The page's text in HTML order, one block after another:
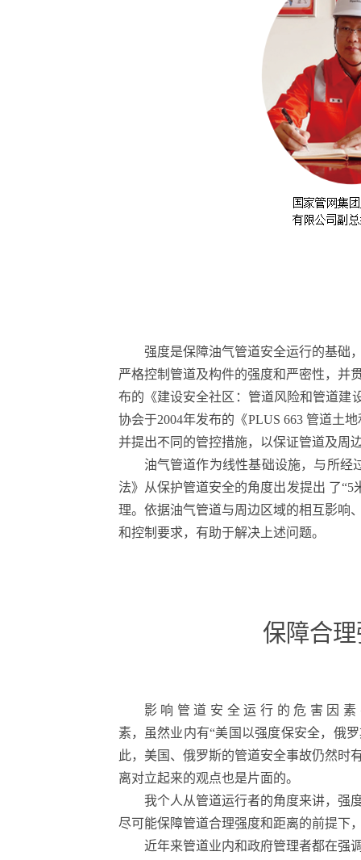
强度是保障油气管道安全运行的基础
严格控制管道及构件的强度和严密性，并
布的《建设安全社区：管道风险和管道建
协会于2004年发布的《PLUS 663 管道土
并提出不同的管控措施，以保证管道及周
油气管道作为线性基础设施，与所
法》从保护管道安全的角度出发提出 了
理。依据油气管道与周边区域的相互影响
和控制要求，有助于解决上述问题。
保障合
影 响 管 道 安 全 运 行 的 危 害 因
素，虽然业内有“美国以强度保安全，俄
此，美国、俄罗斯的管道安全事故仍然时
离对立起来的观点也是片面的。
我个人从管道运行者的角度来讲，强
尽可能保障管道合理强度和距离的前提下
近年来管道业内和政府管理者都在强